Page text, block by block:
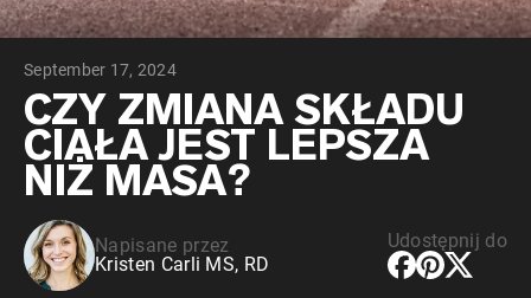
trawą
WEGAŃSKIE ODŻYWKI
BIAŁKOWE
Bestsellery
Białko grochu
September 17, 2024
CZY ZMIANA SKŁADU
CIAŁA JEST LEPSZA
NIŻ MASA?
Napisane przez
Kristen Carli MS, RD
Udostępnij do